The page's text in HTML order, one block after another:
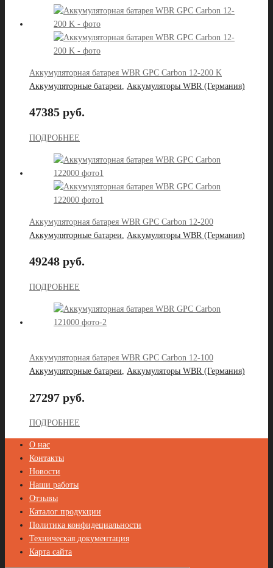
Аккумуляторная батарея WBR GPС Carbon 12-200 K
Аккумуляторные батареи
Аккумуляторы WBR (Германия)
47385 руб.
ПОДРОБНЕЕ
Аккумуляторная батарея WBR GPС Carbon 12-200
Аккумуляторные батареи
Аккумуляторы WBR (Германия)
49248 руб.
ПОДРОБНЕЕ
Аккумуляторная батарея WBR GPС Carbon 12-100
Аккумуляторные батареи, Аккумуляторы WBR (Германия)
27297 руб.
ПОДРОБНЕЕ
О нас
Контакты
Новости
Наши работы
Отзывы
Каталог продукции
Политика конфидециальности
Техническая документация
Карта сайта